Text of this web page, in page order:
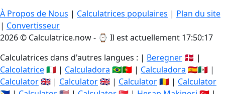
À Propos de Nous | Calculatrices populaires | Plan du site
| Convertisseur
2026 © Calculatrice.now - ⌚ Il est actuellement 17:50:18
Calculatrices dans d'autres langues : | Beregner 🇩🇰 |
Calcolatrice🇮🇹 | Calculadora 🇧🇷🇵🇹 | Calculadora 🇪🇸🇲🇽 |
Calculator🇬🇧 | Calculator🇬🇧 | Calculator🇷🇴 | Calculator